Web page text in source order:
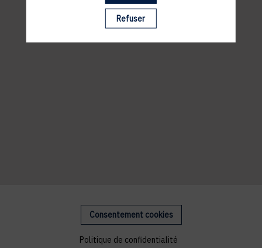
Consentement cookies
Politique de confidentialité
Refuser